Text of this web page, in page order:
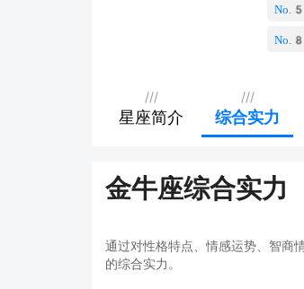
No.5
No.8
///
星座简介
///
综合实力
金牛座综合实力
通过对性格特点、情感运势、智商
的综合实力。